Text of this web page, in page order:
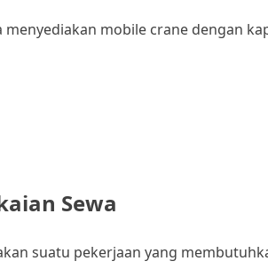
menyediakan mobile crane dengan
Sewa
suatu pekerjaan yang